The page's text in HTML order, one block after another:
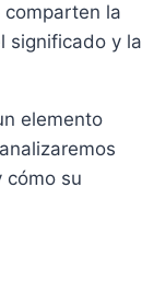
comparten la
significado y la
elemento
cómo su